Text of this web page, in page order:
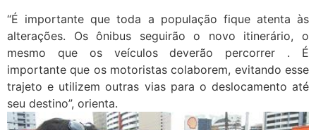
“É importante que toda a população fique atenta às
alterações. Os ônibus seguirão o novo itinerário, o
mesmo que os veículos deverão percorrer . É
importante que os motoristas colaborem, evitando esse
trajeto e utilizem outras vias para o deslocamento até
seu destino”, orienta.